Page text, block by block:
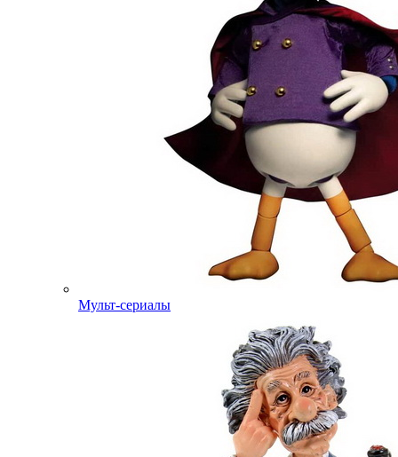
Мульт-сериалы